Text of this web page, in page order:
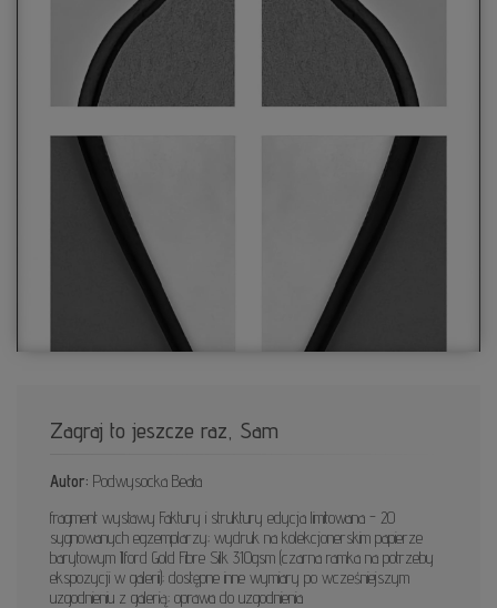
Zagraj to jeszcze raz, Sam
Autor: Podwysocka Beata
fragment wystawy Faktury i struktury edycja limitowana - 20
sygnowanych egzemplarzy; wydruk na kolekcjonerskim papierze
barytowym Ilford Gold Fibre Silk 310gsm (czarna ramka na potrzeby
ekspozycji w galerii); dostępne inne wymiary po wcześniejszym
uzgodnieniu z galerią; oprawa do uzgodnienia